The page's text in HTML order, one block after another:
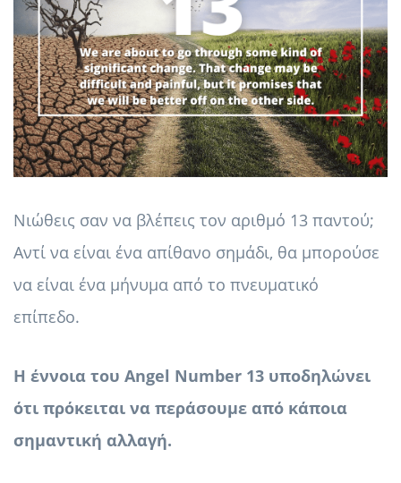
Νιώθεις σαν να βλέπεις τον αριθμό 13 παντού;
Αντί να είναι ένα απίθανο σημάδι, θα μπορούσε
να είναι ένα μήνυμα από το πνευματικό
επίπεδο.
Η έννοια του Angel Number 13 υποδηλώνει
ότι πρόκειται να περάσουμε από κάποια
σημαντική αλλαγή.